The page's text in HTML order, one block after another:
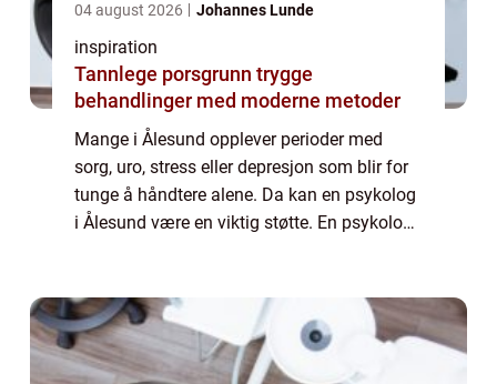
04 august 2026 Johannes Lunde
inspiration
Tannlege porsgrunn trygge
behandlinger med moderne metoder
Mange i Ålesund opplever perioder med
sorg, uro, stress eller depresjon som blir for
tunge å håndtere alene. Da kan en psykolog
i Ålesund være en viktig støtte. En psykolog